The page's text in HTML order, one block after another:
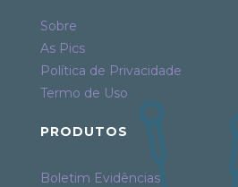
Sobre
As Pics
Política de Privacidade
Termo de Uso
PRODUTOS
Boletim Evidências